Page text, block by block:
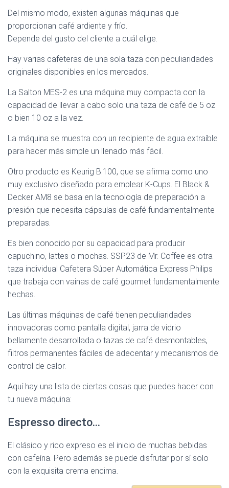
Del mismo modo, existen algunas máquinas que
proporcionan café ardiente y frío.
Depende del gusto del cliente a cuál elige.
Hay varias cafeteras de una sola taza con peculiaridades
originales disponibles en los mercados.
La Salton MES-2 es una máquina muy compacta con la
capacidad de llevar a cabo solo una taza de café de 5 oz
o bien 10 oz a la vez.
La máquina se muestra con un recipiente de agua extraíble
para hacer más simple un llenado más fácil.
Otro producto es Keurig B.100, que se afirma como uno
muy exclusivo diseñado para emplear K-Cups. El Black &
Decker AM8 se basa en la tecnología de preparación a
presión que necesita cápsulas de café fundamentalmente
preparadas.
Es bien conocido por su capacidad para producir
capuchino, lattes o mochas. SSP23 de Mr. Coffee es otra
taza individual Cafetera Súper Automática Express Philips
que trabaja con vainas de café gourmet fundamentalmente
hechas.
Las últimas máquinas de café tienen peculiaridades
innovadoras como pantalla digital, jarra de vidrio
bellamente desarrollada o tazas de café desmontables,
filtros permanentes fáciles de adecentar y mecanismos de
control de calor.
Aquí hay una lista de ciertas cosas que puedes hacer con
tu nueva máquina:
Espresso directo…
El clásico y rico expreso es el inicio de muchas bebidas
con cafeína. Pero además se puede disfrutar por sí solo
con la exquisita crema encima.